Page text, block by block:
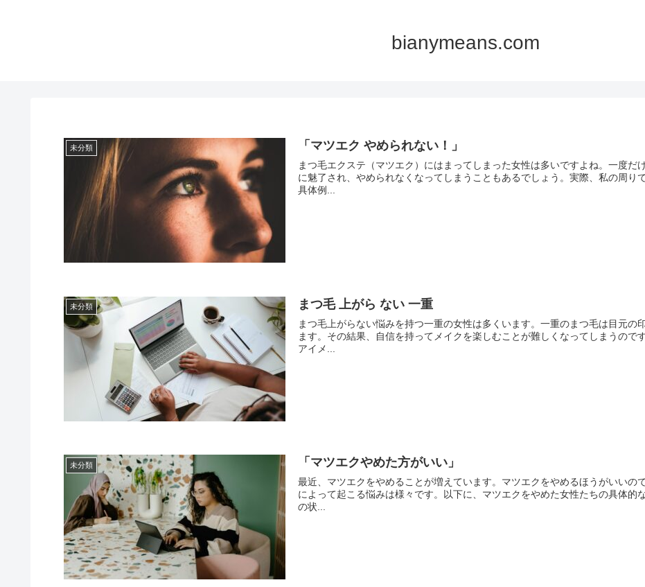
bianymeans.com
未分類 「マツエク やめられない！」
まつ毛エクステ（マツエク）にはまってしまった女性は多いですよね。一度だ
に魅了され、やめられなくなってしまうこともあるでしょう。実際、私の周り
具体例...
未分類 まつ毛 上がら ない 一重
まつ毛上がらない悩みを持つ一重の女性は多くいます。一重のまつ毛は目元の
ます。その結果、自信を持ってメイクを楽しむことが難しくなってしまうの
アイメ...
未分類 「マツエクやめた方がいい」
最近、マツエクをやめることが増えています。マツエクをやめるほうがいいの
によって起こる悩みは様々です。以下に、マツエクをやめた女性たちの具体的
の状...